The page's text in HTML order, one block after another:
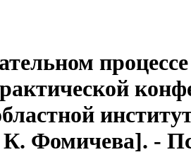
К. Фомичева]. -